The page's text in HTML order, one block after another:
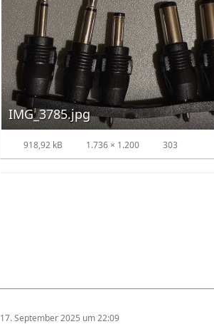
IMG_3785.jpg
918,92 kB 1.736 × 1.200 303
17. September 2025 um 22:09